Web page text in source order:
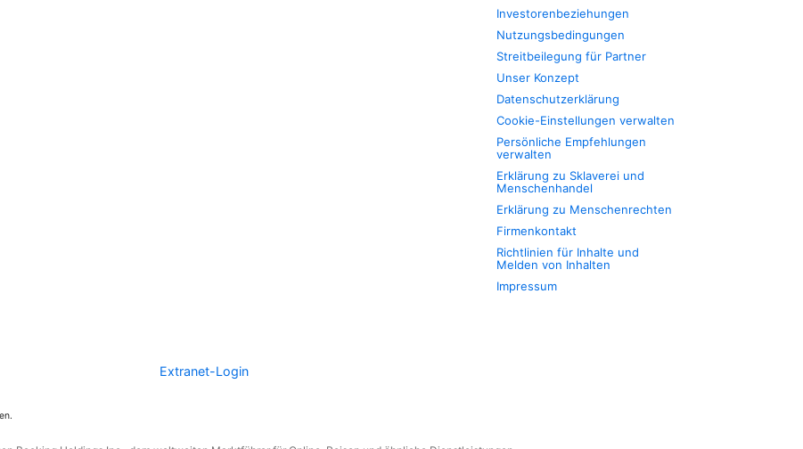
Investorenbeziehungen
Nutzungsbedingungen
Streitbeilegung für Partner
Unser Konzept
Datenschutzerklärung
Cookie-Einstellungen verwalten
Persönliche Empfehlungen
verwalten
Erklärung zu Sklaverei und
Menschenhandel
Erklärung zu Menschenrechten
Firmenkontakt
Richtlinien für Inhalte und
Melden von Inhalten
Impressum
Extranet-Login